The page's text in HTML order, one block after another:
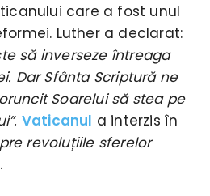
care a fost unul
Luther a declarat:
să inverseze întreaga
Dar Sfânta Scriptură ne
Soarelui să stea pe
Vaticanul a interzis în
revoluțiile sferelor